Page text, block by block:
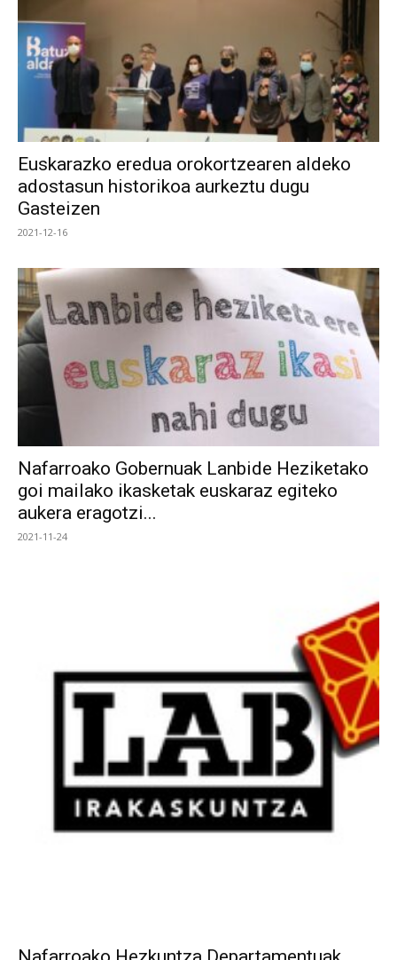
Euskarazko eredua orokortzearen aldeko
adostasun historikoa aurkeztu dugu
Gasteizen
2021-12-16
Nafarroako Gobernuak Lanbide Heziketako
goi mailako ikasketak euskaraz egiteko
aukera eragotzi...
2021-11-24